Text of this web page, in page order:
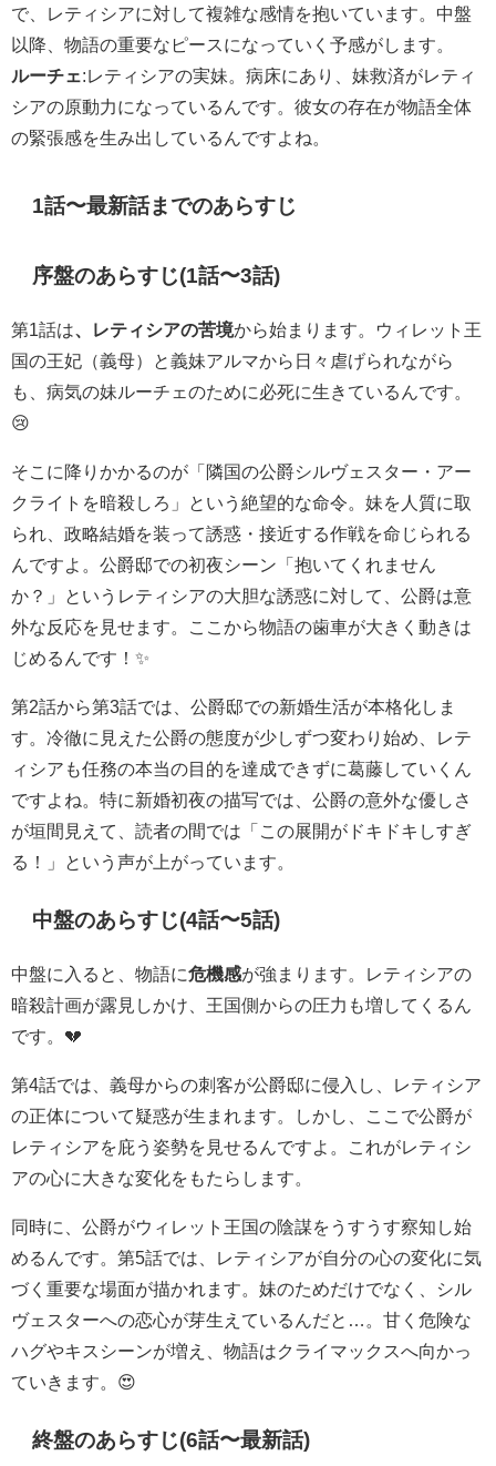
で、レティシアに対して複雑な感情を抱いています。中盤
以降、物語の重要なピースになっていく予感がします。
ルーチェ:レティシアの実妹。病床にあり、妹救済がレティ
シアの原動力になっているんです。彼女の存在が物語全体
の緊張感を生み出しているんですよね。
1話〜最新話までのあらすじ
序盤のあらすじ(1話〜3話)
第1話は、レティシアの苦境から始まります。ウィレット王
国の王妃（義母）と義妹アルマから日々虐げられながら
も、病気の妹ルーチェのために必死に生きているんです。
😢
そこに降りかかるのが「隣国の公爵シルヴェスター・アー
クライトを暗殺しろ」という絶望的な命令。妹を人質に取
られ、政略結婚を装って誘惑・接近する作戦を命じられる
んですよ。公爵邸での初夜シーン「抱いてくれません
か？」というレティシアの大胆な誘惑に対して、公爵は意
外な反応を見せます。ここから物語の歯車が大きく動きは
じめるんです！✨
第2話から第3話では、公爵邸での新婚生活が本格化しま
す。冷徹に見えた公爵の態度が少しずつ変わり始め、レテ
ィシアも任務の本当の目的を達成できずに葛藤していくん
ですよね。特に新婚初夜の描写では、公爵の意外な優しさ
が垣間見えて、読者の間では「この展開がドキドキしすぎ
る！」という声が上がっています。
中盤のあらすじ(4話〜5話)
中盤に入ると、物語に危機感が強まります。レティシアの
暗殺計画が露見しかけ、王国側からの圧力も増してくるん
です。💔
第4話では、義母からの刺客が公爵邸に侵入し、レティシア
の正体について疑惑が生まれます。しかし、ここで公爵が
レティシアを庇う姿勢を見せるんですよ。これがレティシ
アの心に大きな変化をもたらします。
同時に、公爵がウィレット王国の陰謀をうすうす察知し始
めるんです。第5話では、レティシアが自分の心の変化に気
づく重要な場面が描かれます。妹のためだけでなく、シル
ヴェスターへの恋心が芽生えているんだと…。甘く危険な
ハグやキスシーンが増え、物語はクライマックスへ向かっ
ていきます。😍
終盤のあらすじ(6話〜最新話)